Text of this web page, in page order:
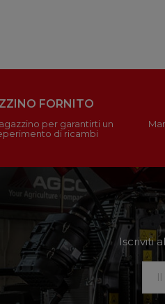
FORNITO
per garantirti un
di ricambi
Iscriviti